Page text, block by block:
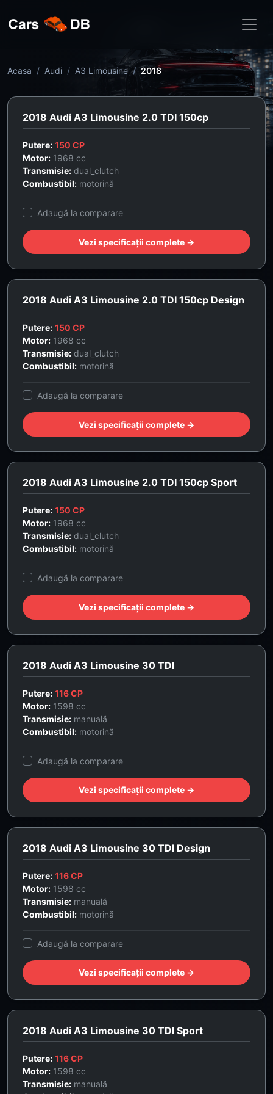
Acasa Audi A3 Limousine 2018
2018 Audi A3 Limousine 2.0 TDI 150cp
Putere: 150 CP
Motor: 1968 cc
Transmisie: dual_clutch
Combustibil: motorină
Adaugă la comparare
Vezi specificații complete →
2018 Audi A3 Limousine 2.0 TDI 150cp Design
Putere: 150 CP
Motor: 1968 cc
Transmisie: dual_clutch
Combustibil: motorină
Adaugă la comparare
Vezi specificații complete →
2018 Audi A3 Limousine 2.0 TDI 150cp Sport
Putere: 150 CP
Motor: 1968 cc
Transmisie: dual_clutch
Combustibil: motorină
Adaugă la comparare
Vezi specificații complete →
2018 Audi A3 Limousine 30 TDI
Putere: 116 CP
Motor: 1598 cc
Transmisie: manuală
Combustibil: motorină
Adaugă la comparare
Vezi specificații complete →
2018 Audi A3 Limousine 30 TDI Design
Putere: 116 CP
Motor: 1598 cc
Transmisie: manuală
Combustibil: motorină
Adaugă la comparare
Vezi specificații complete →
2018 Audi A3 Limousine 30 TDI Sport
Putere: 116 CP
Motor: 1598 cc
Transmisie: manuală